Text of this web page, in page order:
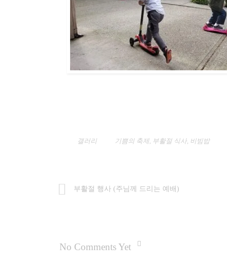
갤러리 기쁨의 축제, 부활절 식사, 비빔밥
부활절 행사 (주님께 드리는 예배)
No Comments Yet